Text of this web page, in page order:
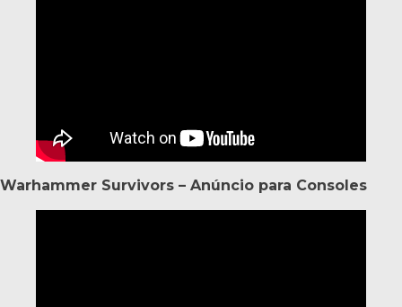
Warhammer Survivors – Anúncio para Consoles